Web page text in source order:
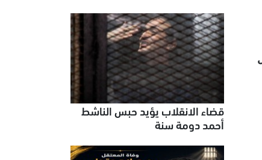
قضاء الانقلاب يؤيد حبس الناشط
أحمد دومة سنة